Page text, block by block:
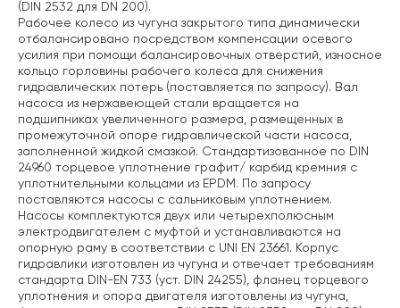
(DIN 2532 для DN 200).
Рабочее колесо из чугуна закрытого типа динамически
отбалансировано посредством компенсации осевого
усилия при помощи балансировочных отверстий, износное
кольцо горловины рабочего колеса для снижения
гидравлических потерь (поставляется по запросу). Вал
насоса из нержавеющей стали вращается на
подшипниках увеличенного размера, размещенных в
промежуточной опоре гидравлической части насоса,
заполненной жидкой смазкой. Стандартизованное по DIN
24960 торцевое уплотнение графит/ карбид кремния с
уплотнительными кольцами из EPDM. По запросу
поставляются насосы с сальниковым уплотнением.
Насосы комплектуются двух или четырехполюсным
электродвигателем с муфтой и устанавливаются на
опорную раму в соответствии с UNI EN 23661. Корпус
гидравлики изготовлен из чугуна и отвечает требованиям
стандарта DIN-EN 733 (уст. DIN 24255), фланец торцевого
уплотнения и опора двигателя изготовлены из чугуна,